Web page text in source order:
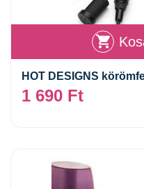
HOT DESIGNS
1 690 Ft